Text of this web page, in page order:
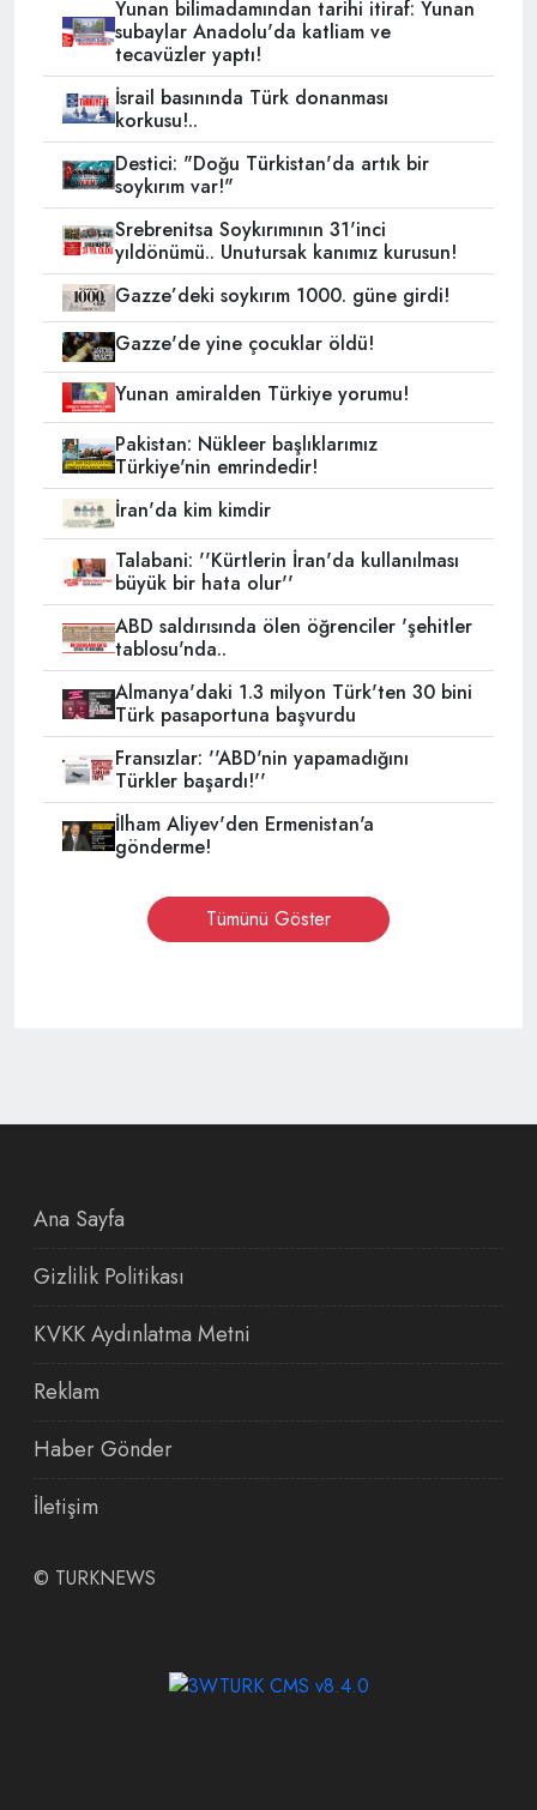
Yunan bilimadamından tarihi itiraf: Yunan
subaylar Anadolu'da katliam ve
tecavüzler yaptı!
İsrail basınında Türk donanması
korkusu!..
Destici: "Doğu Türkistan'da artık bir
soykırım var!"
Srebrenitsa Soykırımının 31'inci
yıldönümü.. Unutursak kanımız kurusun!
Gazze’deki soykırım 1000. güne girdi!
Gazze'de yine çocuklar öldü!
Yunan amiralden Türkiye yorumu!
Pakistan: Nükleer başlıklarımız
Türkiye'nin emrindedir!
İran'da kim kimdir
Talabani: ''Kürtlerin İran'da kullanılması
büyük bir hata olur''
ABD saldırısında ölen öğrenciler 'şehitler
tablosu'nda..
Almanya'daki 1.3 milyon Türk'ten 30 bini
Türk pasaportuna başvurdu
Fransızlar: ''ABD'nin yapamadığını
Türkler başardı!''
İlham Aliyev'den Ermenistan'a
gönderme!
Tümünü Göster
Ana Sayfa
Gizlilik Politikası
KVKK Aydınlatma Metni
Reklam
Haber Gönder
İletişim
© TURKNEWS